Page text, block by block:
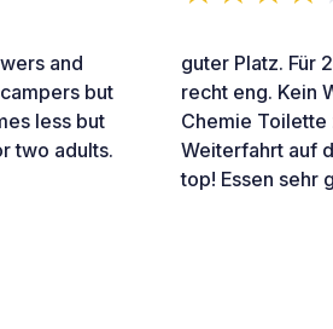
and
but
less but
two adults.
guter Platz. Für
recht eng. Kein
Chemie Toilette
Weiterfahrt auf
top! Essen sehr